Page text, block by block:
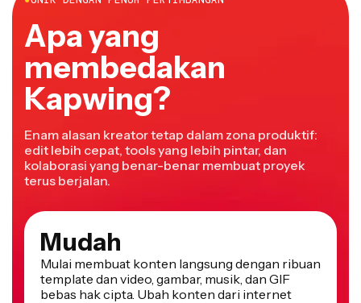
Apa yang
membedakan
Kapwing?
Enam alasan kreator tetap dalam zona produktif:
edit lebih cepat, tools yang lebih pintar, dan
kolaborasi yang benar-benar membuat proyek
terus berjalan.
Mudah
Mulai membuat konten langsung dengan ribuan
template dan video, gambar, musik, dan GIF
bebas hak cipta. Ubah konten dari internet
hanya dengan menyalin tautan.